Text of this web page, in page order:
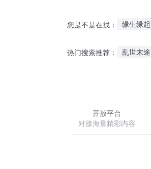
您是不是在找： 缘生缘起
热门搜索推荐： 乱世末途
开放平台
对接海量精彩内容